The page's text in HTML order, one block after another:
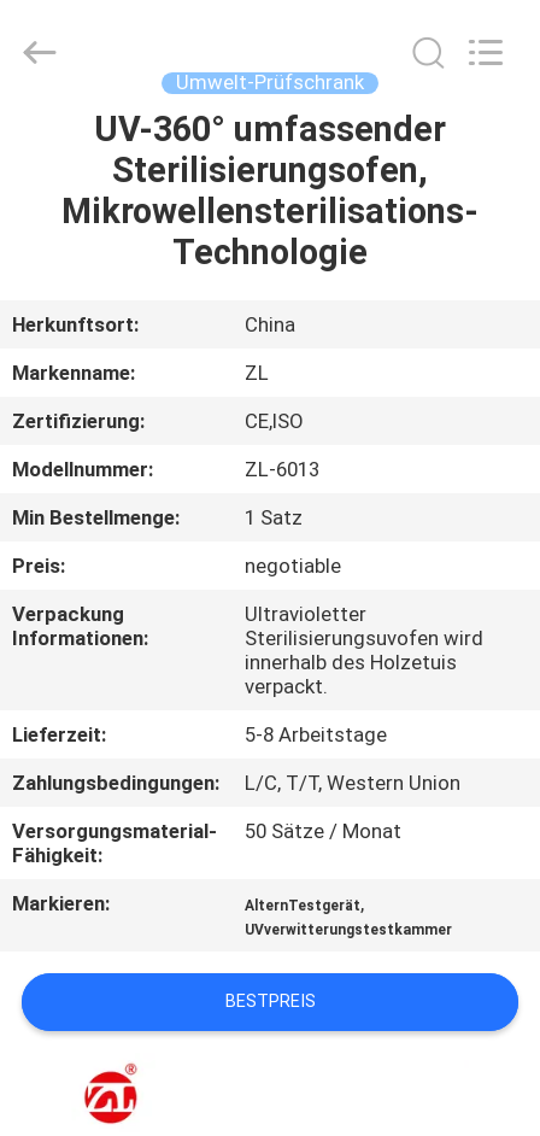
PRODUKTE
ÜBER
FABRIK-
AUSFLUG
QUALITÄTSKONTROLLE
MIT
UNS
IN
VERBINDUNG
FORDERN
SIE EIN
ZITAT
Ltd..
Umwelt-Prüfschrank
UV-360° umfassender
Sterilisierungsofen,
Mikrowellensterilisations-
Technologie
Herkunftsort:
China
Markenname:
ZL
Zertifizierung:
CE,ISO
Modellnummer:
ZL-6013
Min Bestellmenge:
1 Satz
Preis:
negotiable
Verpackung
Informationen:
Ultravioletter
Sterilisierungsuvofen wird
innerhalb des Holzetuis
verpackt.
Lieferzeit:
5-8 Arbeitstage
Zahlungsbedingungen:
L/C, T/T, Western Union
Versorgungsmaterial-
Fähigkeit:
50 Sätze / Monat
Markieren: AlternTestgerät,
UVverwitterungstestkammer
BESTPREIS